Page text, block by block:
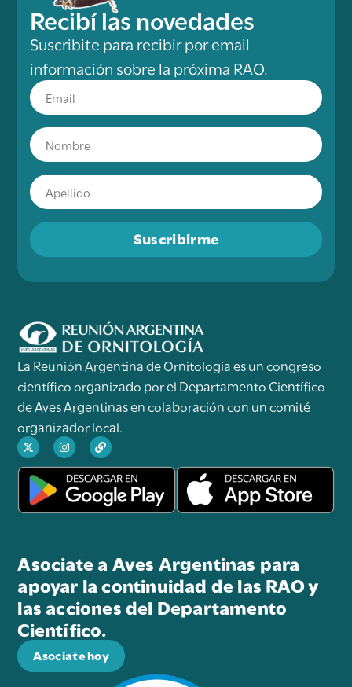
Recibí las novedades
Suscribite para recibir por email
información sobre la próxima RAO.
Suscribirme
La Reunión Argentina de Ornitología es un congreso
científico organizado por el Departamento Científico
de Aves Argentinas en colaboración con un comité
organizador local.
Asociate a Aves Argentinas para
apoyar la continuidad de las RAO y
las acciones del Departamento
Científico.
Asociate hoy